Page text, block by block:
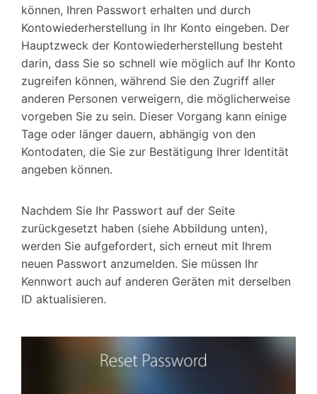
können, Ihren Passwort erhalten und durch
Kontowiederherstellung in Ihr Konto eingeben. Der
Hauptzweck der Kontowiederherstellung besteht
darin, dass Sie so schnell wie möglich auf Ihr Konto
zugreifen können, während Sie den Zugriff aller
anderen Personen verweigern, die möglicherweise
vorgeben Sie zu sein. Dieser Vorgang kann einige
Tage oder länger dauern, abhängig von den
Kontodaten, die Sie zur Bestätigung Ihrer Identität
angeben können.
Nachdem Sie Ihr Passwort auf der Seite
zurückgesetzt haben (siehe Abbildung unten),
werden Sie aufgefordert, sich erneut mit Ihrem
neuen Passwort anzumelden. Sie müssen Ihr
Kennwort auch auf anderen Geräten mit derselben
ID aktualisieren.